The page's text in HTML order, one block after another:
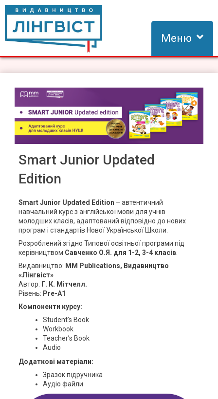
Skip
content
Видавництво Лінгвіст
Видавництво Лінгвіст – адаптація та створення видань для
Меню
Smart Junior Updated
Edition
Smart Junior Updated Edition – автентичний
навчальний курс з англійської мови для учнів
молодших класів, адаптований відповідно до нових
програм і стандартів Нової Української Школи.
Розроблений згідно Типової освітньої програми під
керівництвом Савченко О.Я. для 1-2, 3-4 класів.
Видавництво: MM Publications, Видавництво
«Лінгвіст»
Автор: Г. К. Мітчелл.
Рівень: Pre-A1
Компоненти курсу:
Student’s Book
Workbook
Teacher’s Book
Audio
Додаткові матеріали:
Зразок підручника
Аудіо файли